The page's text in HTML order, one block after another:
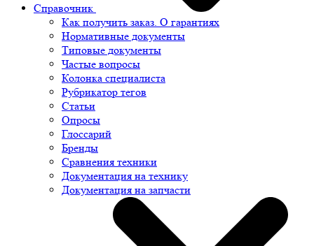
Справочник
Как получить заказ. О гарантиях
Нормативные документы
Типовые документы
Частые вопросы
Колонка специалиста
Рубрикатор тегов
Статьи
Опросы
Глоссарий
Бренды
Сравнения техники
Документация на технику
Документация на запчасти